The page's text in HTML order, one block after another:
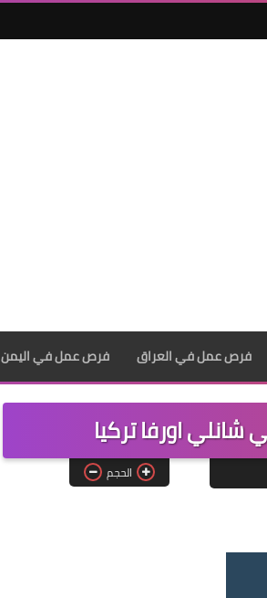
فرص عمل في العراق فرص عمل في اليمن
اورفا تركيا
الحجم